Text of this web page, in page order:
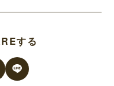
する